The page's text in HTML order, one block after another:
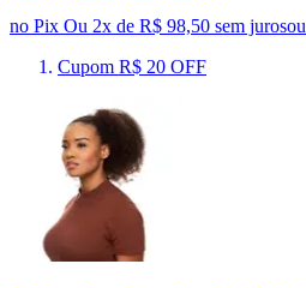
no Pix Ou 2x de R$ 98,50 sem jurosou
Cupom R$ 20 OFF